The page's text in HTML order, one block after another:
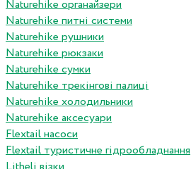
Naturehike органайзери
Naturehike питні системи
Naturehike рушники
Naturehike рюкзаки
Naturehike сумки
Naturehike трекінгові палиці
Naturehike холодильники
Naturehike аксесуари
Flextail насоси
Flextail туристичне гідрообладнання